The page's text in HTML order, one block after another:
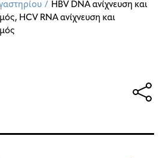
/ HΒV DNA ανίχνευση και
HCV RNA ανίχνευση και